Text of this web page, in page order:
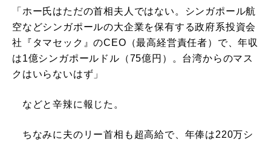
「ホー氏はただの首相夫人ではない。シンガポール航
空などシンガポールの大企業を保有する政府系投資会
社『タマセック』のCEO（最高経営責任者）で、年収
は1億シンガポールドル（75億円）。台湾からのマス
クはいらないはず」
などと辛辣に報じた。
ちなみに夫のリー首相も超高給で、年俸は220万シ